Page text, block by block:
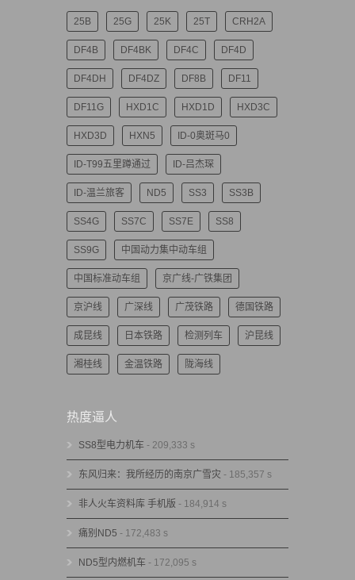
25B 25G 25K 25T CRH2A
DF4B DF4BK DF4C DF4D
DF4DH DF4DZ DF8B DF11
DF11G HXD1C HXD1D HXD3C
HXD3D HXN5 ID-0奥斑马0
ID-T99五里蹲通过 ID-吕杰琛
ID-温兰旅客 ND5 SS3 SS3B
SS4G SS7C SS7E SS8
SS9G 中国动力集中动车组
中国标准动车组 京广线-广铁集团
京沪线 广深线 广茂铁路 德国铁路
成昆线 日本铁路 检测列车 沪昆线
湘桂线 金温铁路 陇海线
热度逼人
SS8型电力机车 - 209,333 s
东风归来：我所经历的南京广雪灾 - 185,357 s
非人火车资料库 手机版 - 184,914 s
痛别ND5 - 172,483 s
ND5型内燃机车 - 172,095 s